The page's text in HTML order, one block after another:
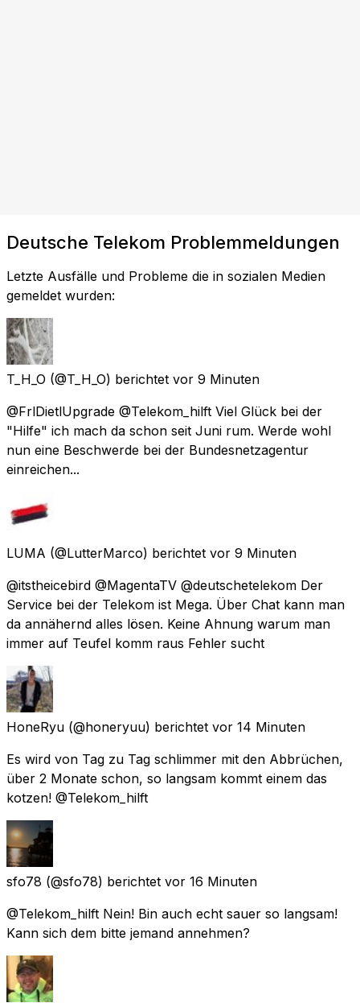
Deutsche Telekom Problemmeldungen
Letzte Ausfälle und Probleme die in sozialen Medien
gemeldet wurden:
T_H_O (@T_H_O) berichtet vor 9 Minuten
@FrlDietlUpgrade @Telekom_hilft Viel Glück bei der
"Hilfe" ich mach da schon seit Juni rum. Werde wohl
nun eine Beschwerde bei der Bundesnetzagentur
einreichen...
LUMA (@LutterMarco) berichtet vor 9 Minuten
@itstheicebird @MagentaTV @deutschetelekom Der
Service bei der Telekom ist Mega. Über Chat kann man
da annähernd alles lösen. Keine Ahnung warum man
immer auf Teufel komm raus Fehler sucht
HoneRyu (@honeryuu) berichtet vor 14 Minuten
Es wird von Tag zu Tag schlimmer mit den Abbrüchen,
über 2 Monate schon, so langsam kommt einem das
kotzen! @Telekom_hilft
sfo78 (@sfo78) berichtet vor 16 Minuten
@Telekom_hilft Nein! Bin auch echt sauer so langsam!
Kann sich dem bitte jemand annehmen?